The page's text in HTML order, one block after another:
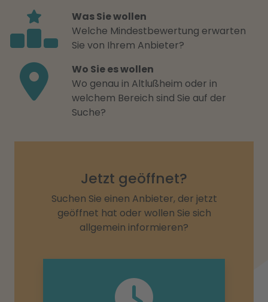
Was Sie wollen
Welche Mindestbewertung erwarten
Sie von Ihrem Anbieter?
Wo Sie es wollen
Wo genau in Altlußheim oder in
welchem Bereich sind Sie auf der
Suche?
Jetzt geöffnet?
Suchen Sie einen Anbieter, der jetzt
geöffnet hat oder wollen Sie sich
allgemein informieren?